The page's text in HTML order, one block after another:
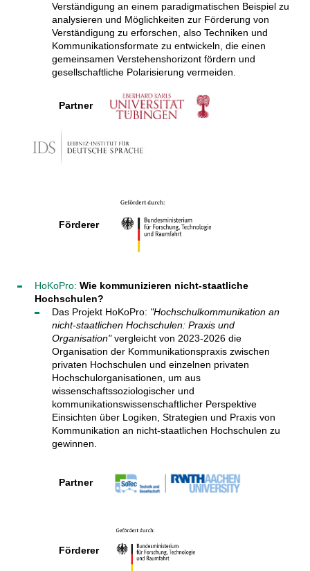
Verständigung an einem paradigmatischen Beispiel zu
analysieren und Möglichkeiten zur Förderung von
Verständigung zu erforschen, also Techniken und
Kommunikationsformate zu entwickeln, die einen
gemeinsamen Verstehenshorizont fördern und
gesellschaftliche Polarisierung vermeiden.
Partner
Förderer
HoKoPro: Wie kommunizieren nicht-staatliche
Hochschulen?
Das Projekt HoKoPro: "Hochschulkommunikation an
nicht-staatlichen Hochschulen: Praxis und
Organisation"vergleicht von 2023-2026 die
Organisation der Kommunikationspraxis zwischen
privaten Hochschulen und einzelnen privaten
Hochschulorganisationen, um aus
wissenschaftssoziologischer und
kommunikationswissenschaftlicher Perspektive
Einsichten über Logiken, Strategien und Praxis von
Kommunikation an nicht-staatlichen Hochschulen zu
gewinnen.
Partner
Förderer